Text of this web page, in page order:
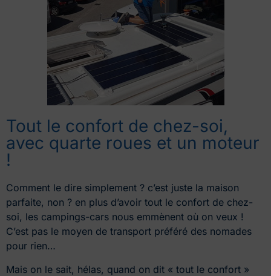
Tout le confort de chez-soi,
avec quarte roues et un moteur
!
Comment le dire simplement ? c’est juste la maison
parfaite, non ? en plus d’avoir tout le confort de chez-
soi, les campings-cars nous emmènent où on veux !
C’est pas le moyen de transport préféré des nomades
pour rien…
Mais on le sait, hélas, quand on dit « tout le confort »